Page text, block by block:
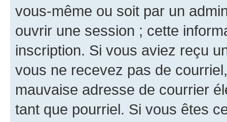
vous-même ou soit par un
ouvrir une session ; cette
inscription. Si vous aviez reçu
vous ne recevez pas de
mauvaise adresse de courrier
tant que pourriel. Si vous êtes